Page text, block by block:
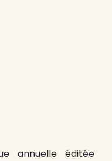
annuelle éditée